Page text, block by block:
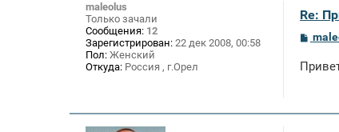
maleolus
Только зачали
Сообщения: 12
Зарегистрирован: 22 дек 2008, 00:58
Пол: Женский
Откуда: Россия , г.Орел
Re:
С
б
и